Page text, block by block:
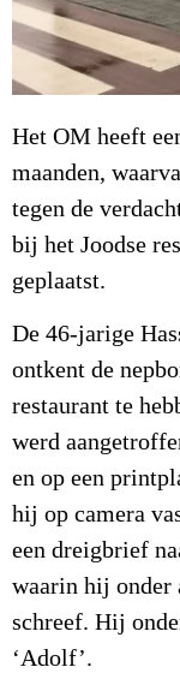
Het OM heeft
maanden,
tegen de
bij het Joodse
geplaatst.
De 46-jarige
ontkent de
restaurant te
werd
en op een
hij op camera
een dreigbrief
waarin hij onder
schreef. Hij
‘Adolf’.